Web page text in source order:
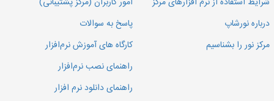
درباره نورشاپ
مرکز نور را بشناسیم
پاسخ به سوالات
کارگاه های آموزش نرم‌افزار
راهنمای نصب نرم‌افزار
راهنمای دانلود نرم افزار